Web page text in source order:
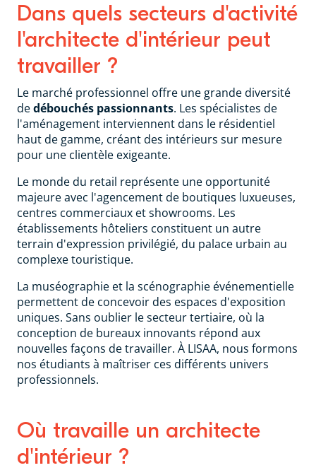
Dans quels secteurs d'activité
l'architecte d'intérieur peut
travailler ?
Le marché professionnel offre une grande diversité
dedébouchés passionnants. Les spécialistes de
l'aménagement interviennent dans le résidentiel
haut de gamme, créant des intérieurs sur mesure
pour une clientèle exigeante.
Le monde du retail représente une opportunité
majeure avec l'agencement de boutiques luxueuses,
centres commerciaux et showrooms. Les
établissements hôteliers constituent un autre
terrain d'expression privilégié, du palace urbain au
complexe touristique.
La muséographie et la scénographie événementielle
permettent de concevoir des espaces d'exposition
uniques. Sans oublier le secteur tertiaire, où la
conception de bureaux innovants répond aux
nouvelles façons de travailler. À LISAA, nous formons
nos étudiants à maîtriser ces différents univers
professionnels.
Où travaille un architecte
d'intérieur ?